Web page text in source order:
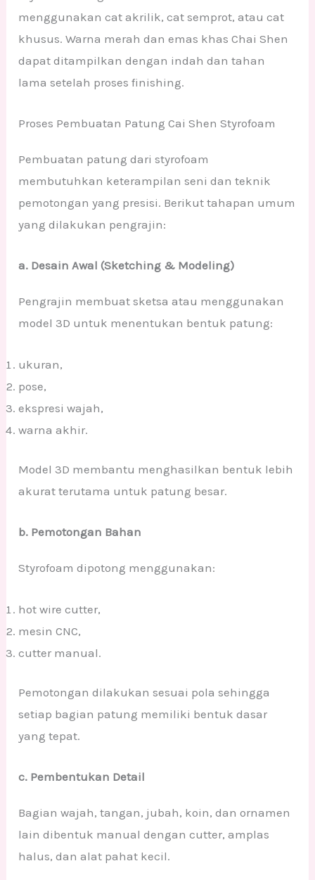
menggunakan cat akrilik, cat semprot, atau cat
khusus. Warna merah dan emas khas Chai Shen
dapat ditampilkan dengan indah dan tahan
lama setelah proses finishing.
Proses Pembuatan Patung Cai Shen Styrofoam
Pembuatan patung dari styrofoam
membutuhkan keterampilan seni dan teknik
pemotongan yang presisi. Berikut tahapan umum
yang dilakukan pengrajin:
a. Desain Awal (Sketching & Modeling)
Pengrajin membuat sketsa atau menggunakan
model 3D untuk menentukan bentuk patung:
ukuran,
pose,
ekspresi wajah,
warna akhir.
Model 3D membantu menghasilkan bentuk lebih
akurat terutama untuk patung besar.
b. Pemotongan Bahan
Styrofoam dipotong menggunakan:
hot wire cutter,
mesin CNC,
cutter manual.
Pemotongan dilakukan sesuai pola sehingga
setiap bagian patung memiliki bentuk dasar
yang tepat.
c. Pembentukan Detail
Bagian wajah, tangan, jubah, koin, dan ornamen
lain dibentuk manual dengan cutter, amplas
halus, dan alat pahat kecil.